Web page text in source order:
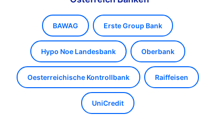
BAWAG Erste Group Bank
Hypo Noe Landesbank Oberbank
Oesterreichische Kontrollbank Raiffeisen
UniCredit